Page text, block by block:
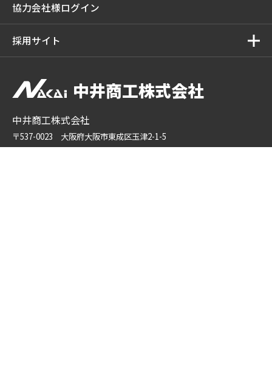
中井商工株式会社
中井商工株式会社
〒537-0023 大阪府大阪市東成区玉津2-1-5
TEL ：06-6976-4483
協力会社様ログイン
採用サイト